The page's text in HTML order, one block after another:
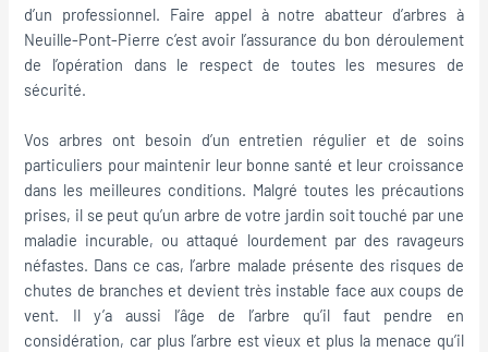
d’un professionnel. Faire appel à notre abatteur d’arbres à
Neuille-Pont-Pierre c’est avoir l’assurance du bon déroulement
de l’opération dans le respect de toutes les mesures de
sécurité.
Vos arbres ont besoin d’un entretien régulier et de soins
particuliers pour maintenir leur bonne santé et leur croissance
dans les meilleures conditions. Malgré toutes les précautions
prises, il se peut qu’un arbre de votre jardin soit touché par une
maladie incurable, ou attaqué lourdement par des ravageurs
néfastes. Dans ce cas, l’arbre malade présente des risques de
chutes de branches et devient très instable face aux coups de
vent. Il y’a aussi l’âge de l’arbre qu’il faut pendre en
considération, car plus l’arbre est vieux et plus la menace qu’il